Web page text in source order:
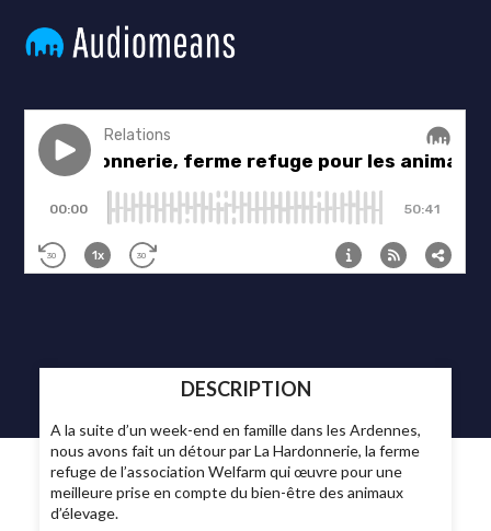
DESCRIPTION
A la suite d’un week-end en famille dans les Ardennes,
nous avons fait un détour par La Hardonnerie, la ferme
refuge de l’association Welfarm qui œuvre pour une
meilleure prise en compte du bien-être des animaux
d’élevage.